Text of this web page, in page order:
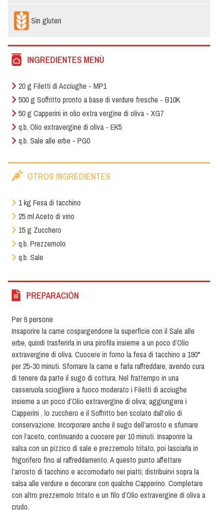
Sin gluten
INGREDIENTES MENÙ
20 g Filetti di Acciughe - MP1
500 g Soffritto pronto a base di verdure fresche - B10K
50 g Capperini in olio extra vergine di oliva - XG7
q.b. Olio extravergine di oliva - EK5
q.b. Sale alle erbe - PG0
OTROS INGREDIENTES
1 kg Fesa di tacchino
25 ml Aceto di vino
15 g Zucchero
q.b. Prezzemolo
q.b. Sale
PREPARACIÓN
Per 6 persone
Insaporire la carne cospargendone la superficie con il Sale alle
erbe, quindi trasferirla in una pirofila insieme a un poco d’Olio
extravergine di oliva. Cuocere in forno la fesa di tacchino a 190°
per 25-30 minuti. Sfornare la carne e farla raffreddare, avendo cura
di tenere da parte il sugo di cottura. Nel frattempo in una
casseruola sciogliere a fuoco moderato i Filetti di acciughe
insieme a un poco d’Olio extravergine di oliva; aggiungere i
Capperini , lo zucchero e il Soffritto ben scolato dall’olio di
conservazione. Incorporare anche il sugo dell’arrosto e sfumare
con l’aceto, continuando a cuocere per 10 minuti. Insaporire la
salsa con un pizzico di sale e prezzemolo tritato, poi lasciarla in
frigorifero fino al raffreddamento. A questo punto affettare
l’arrosto di tacchino e accomodarlo nei piatti; distribuirvi sopra la
salsa alle verdure e decorare con qualche Capperino. Completare
con altro prezzemolo tritato e un filo d’Olio extravergine di oliva a
crudo.